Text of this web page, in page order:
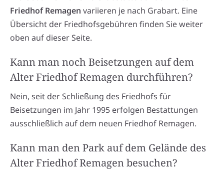
Friedhof Remagen variieren je nach Grabart. Eine
Übersicht der Friedhofsgebühren finden Sie weiter
oben auf dieser Seite.
Kann man noch Beisetzungen auf dem
Alter Friedhof Remagen durchführen?
Nein, seit der Schließung des Friedhofs für
Beisetzungen im Jahr 1995 erfolgen Bestattungen
ausschließlich auf dem neuen Friedhof Remagen.
Kann man den Park auf dem Gelände des
Alter Friedhof Remagen besuchen?